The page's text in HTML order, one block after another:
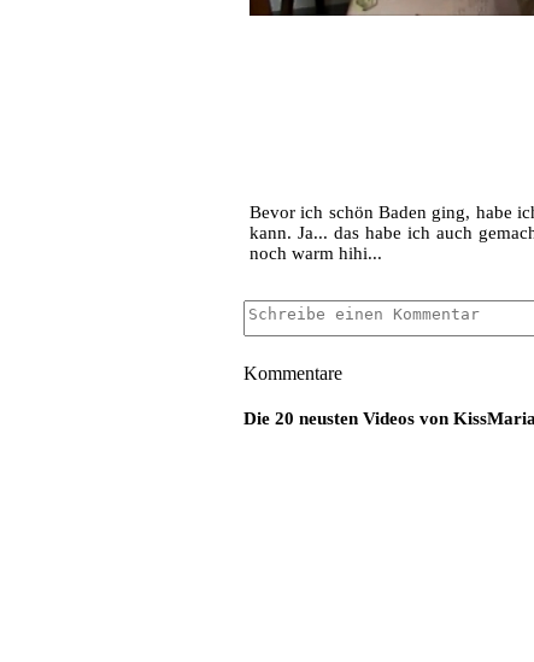
Bevor ich schön Baden ging, habe
kann. Ja... das habe ich auch
noch warm hihi...
Kommentare
Die 20 neusten Videos von KissMaria